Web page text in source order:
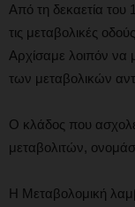
Από τη δεκαετία του
τις μεταβολικές
Αρχίσαμε λοιπόν να
των μεταβολικών
Ο κλάδος που
μεταβολιτών,
Η Μεταβολομική